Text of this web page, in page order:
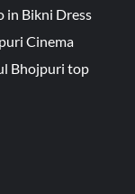
in Bikni Dress
Cinema
Bhojpuri top